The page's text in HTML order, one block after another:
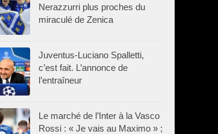
Nerazzurri plus proches du
miraculé de Zenica
Juventus-Luciano Spalletti,
c’est fait. L’annonce de
l’entraîneur
Le marché de l’Inter à la Vasco
Rossi : « Je vais au Maximo » ;